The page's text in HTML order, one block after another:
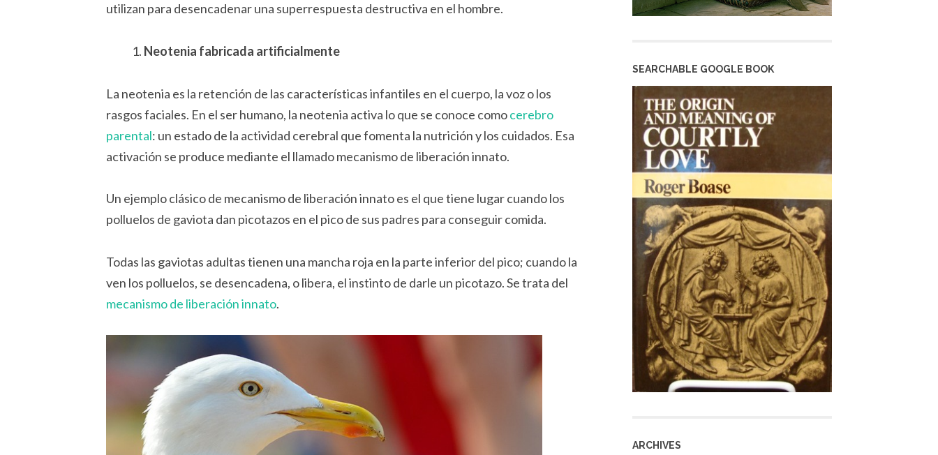
utilizan para desencadenar una superrespuesta destructiva en el hombre.
Neotenia fabricada artificialmente
La neotenia es la retención de las características infantiles en el cuerpo, la voz o los
rasgos faciales. En el ser humano, la neotenia activa lo que se conoce comocerebro
parental: un estado de la actividad cerebral que fomenta la nutrición y los cuidados. Esa
activación se produce mediante el llamado mecanismo de liberación innato.
Un ejemplo clásico de mecanismo de liberación innato es el que tiene lugar cuando los
polluelos de gaviota dan picotazos en el pico de sus padres para conseguir comida.
Todas las gaviotas adultas tienen una mancha roja en la parte inferior del pico; cuando la
ven los polluelos, se desencadena, o libera, el instinto de darle un picotazo. Se trata del
mecanismo de liberación innato.
SEARCHABLE GOOGLE BOOK
ARCHIVES